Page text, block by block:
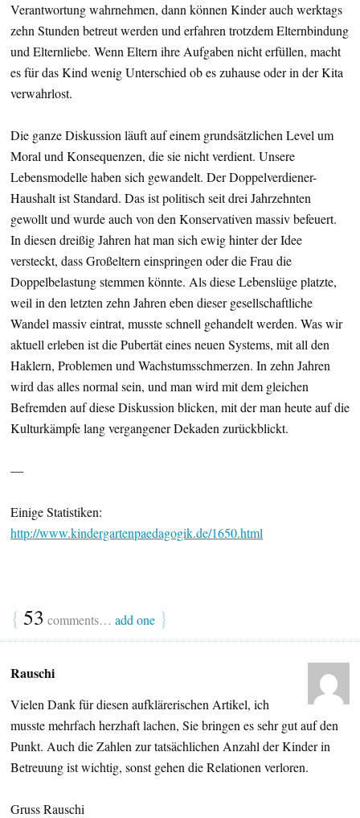
Verantwortung wahrnehmen, dann können Kinder auch werktags
zehn Stunden betreut werden und erfahren trotzdem Elternbindung
und Elternliebe. Wenn Eltern ihre Aufgaben nicht erfüllen, macht
es für das Kind wenig Unterschied ob es zuhause oder in der Kita
verwahrlost.
Die ganze Diskussion läuft auf einem grundsätzlichen Level um
Moral und Konsequenzen, die sie nicht verdient. Unsere
Lebensmodelle haben sich gewandelt. Der Doppelverdiener-
Haushalt ist Standard. Das ist politisch seit drei Jahrzehnten
gewollt und wurde auch von den Konservativen massiv befeuert.
In diesen dreißig Jahren hat man sich ewig hinter der Idee
versteckt, dass Großeltern einspringen oder die Frau die
Doppelbelastung stemmen könnte. Als diese Lebenslüge platzte,
weil in den letzten zehn Jahren eben dieser gesellschaftliche
Wandel massiv eintrat, musste schnell gehandelt werden. Was wir
aktuell erleben ist die Pubertät eines neuen Systems, mit all den
Haklern, Problemen und Wachstumsschmerzen. In zehn Jahren
wird das alles normal sein, und man wird mit dem gleichen
Befremden auf diese Diskussion blicken, mit der man heute auf die
Kulturkämpfe lang vergangener Dekaden zurückblickt.
—
Einige Statistiken:
http://www.kindergartenpaedagogik.de/1650.html
{ 53 comments… add one }
Rauschi
Vielen Dank für diesen aufklärerischen Artikel, ich
musste mehrfach herzhaft lachen, Sie bringen es sehr gut auf den
Punkt. Auch die Zahlen zur tatsächlichen Anzahl der Kinder in
Betreuung ist wichtig, sonst gehen die Relationen verloren.
Gruss Rauschi